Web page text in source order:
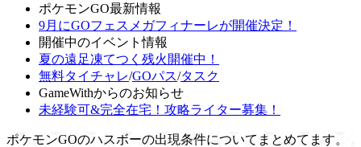
ポケモンGO最新情報
9月にGOフェスメガフィナーレが開催決定！
開催中のイベント情報
夏の遠足凍てつく残火開催中！
無料タイチャレ/GOパス/タスク
GameWithからのお知らせ
未経験可&完全在宅！攻略ライター募集！
ポケモンGOのハスボーの出現条件についてまとめてます。